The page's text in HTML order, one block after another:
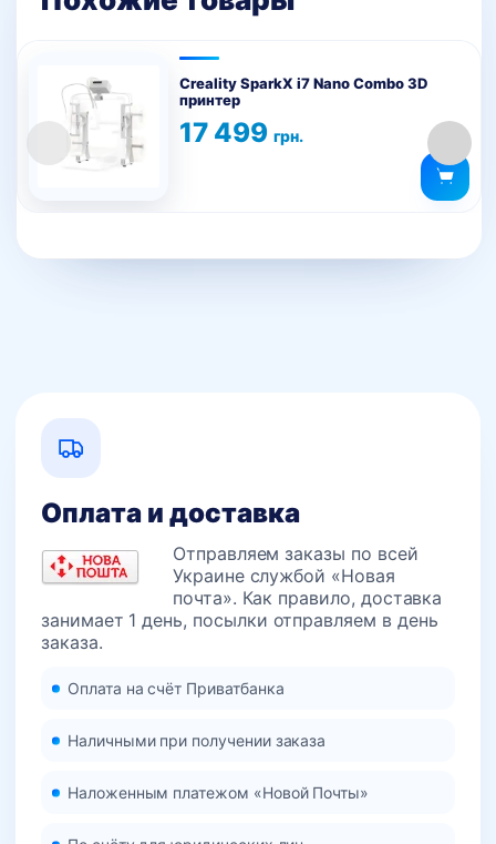
Creality SparkX i7 Nano Combo 3D
принтер
17 499 грн.
Оплата и доставка
Отправляем заказы по всей
Украине службой «Новая
почта». Как правило, доставка
занимает 1 день, посылки отправляем в день
заказа.
Оплата на счёт Приватбанка
Наличными при получении заказа
Наложенным платежом «Новой Почты»